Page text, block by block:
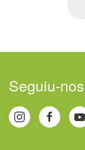
Seguiu-nos